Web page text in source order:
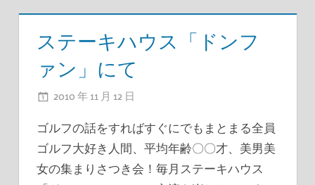
ステーキハウス「ドンフ
ァン」にて
2010 年 11 月 12 日
ゴルフの話をすればすぐにでもまとまる全員
ゴルフ大好き人間、平均年齢〇〇才、美男美
女の集まりさつき会！毎月ステーキハウス